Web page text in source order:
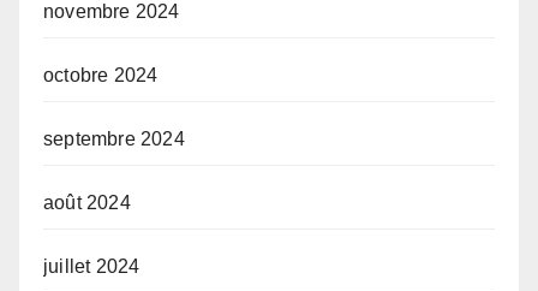
novembre 2024
octobre 2024
septembre 2024
août 2024
juillet 2024